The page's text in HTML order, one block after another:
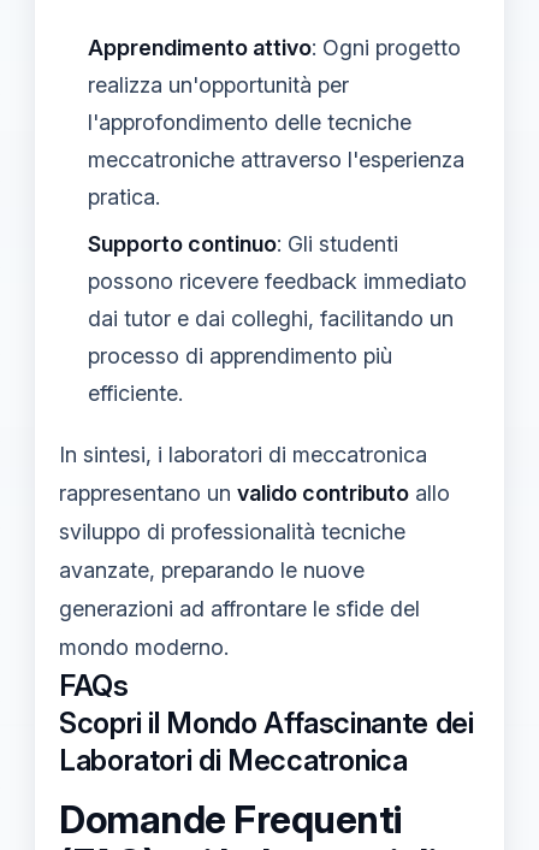
Apprendimento attivo: Ogni progetto
realizza un'opportunità per
l'approfondimento delle tecniche
meccatroniche attraverso l'esperienza
pratica.
Supporto continuo: Gli studenti
possono ricevere feedback immediato
dai tutor e dai colleghi, facilitando un
processo di apprendimento più
efficiente.
In sintesi, i laboratori di meccatronica
rappresentano un valido contributo allo
sviluppo di professionalità tecniche
avanzate, preparando le nuove
generazioni ad affrontare le sfide del
mondo moderno.
FAQs
Scopri il Mondo Affascinante dei
Laboratori di Meccatronica
Domande Frequenti